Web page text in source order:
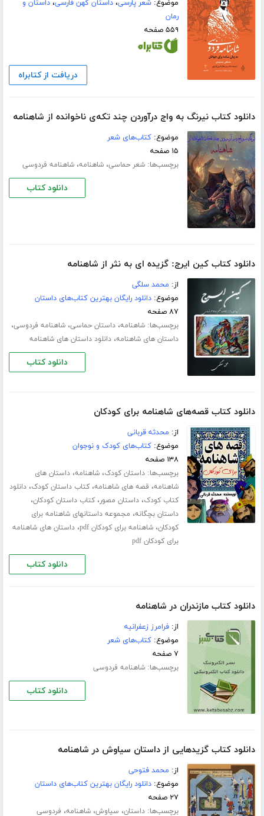
موضوع:شعر پارسی،داستان کهن فارسی،داستان و
رمان
۵۵۹ صفحه
دریافت از کتابراه
دانلود کتاب نیرنگ به واج درآوردن چند تکه‌ی ناخوانده از شاهنامه
موضوع:کتاب‌های شعر
۱۵ صفحه
برچسب‌ها:شعر حماسی،شاهنامه،شاهنامه فردوسی
دانلود کتاب
دانلود کتاب کین ایرج: گزیده ای به نثر از شاهنامه
از: محمد سلگی
موضوع:دانلود رایگان بهترین کتاب‌های داستان
۸۷ صفحه
برچسب‌ها:شاهنامه،داستان حماسی،شاهنامه فردوسی،
داستان های شاهنامه،دانلود داستان های شاهنامه
دانلود کتاب
دانلود کتاب قصه‌های شاهنامه برای کودکان
از: محدثه قربانی
موضوع:کتاب‌های کودک و نوجوان
۱۳۸ صفحه
برچسب‌ها:داستان کودک،شاهنامه،داستان های
شاهنامه، قصه های شاهنامه،کتاب داستان کودک،دانلود
کتاب کودک،داستان مصور،کتاب داستان کودکان،
داستان بچگانه، مجموعه داستانهای شاهنامه برای
کودکان،شاهنامه برای کودکان pdf ،داستان های شاهنامه
برای کودکان pdf
دانلود کتاب
دانلود کتاب مازندران در شاهنامه
از:فرامرز زعفرانیه
موضوع:کتاب‌های شعر
۷ صفحه
برچسب‌ها:شاهنامه فردوسی
دانلود کتاب
دانلود کتاب گزیدهایی از داستان سیاوش در شاهنامه
از: محمد فتوحی
موضوع:دانلود رایگان بهترین کتاب‌های داستان
۲۷ صفحه
برچسب‌ها:داستان، سیاوش،شاهنامه، فردوسی